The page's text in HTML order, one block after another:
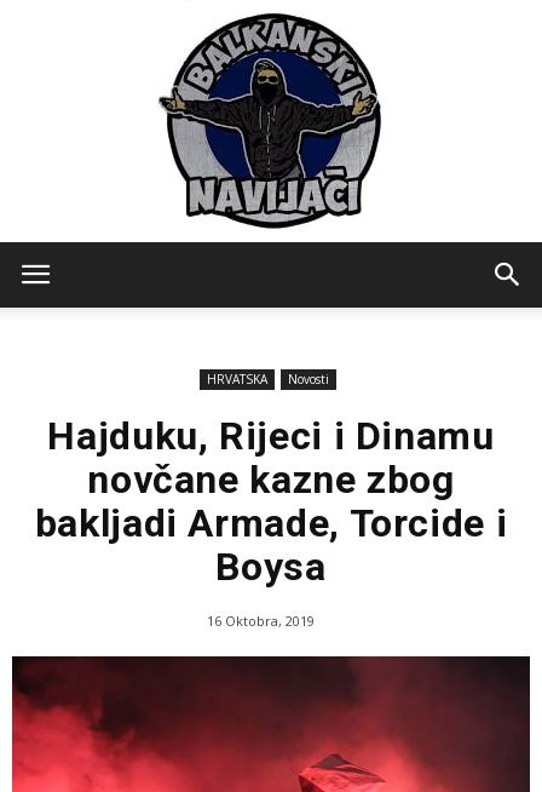
HRVATSKA Novosti
Hajduku, Rijeci i Dinamu
novčane kazne zbog
bakljadi Armade, Torcide i
Boysa
16 Oktobra, 2019